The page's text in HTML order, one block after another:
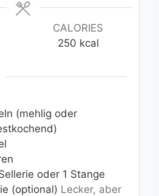
s
CALORIES
250 kcal
(mehlig oder
oder 1 Stange
(optional) Lecker, aber